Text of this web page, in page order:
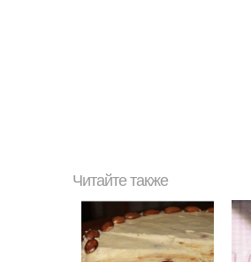
Читайте также